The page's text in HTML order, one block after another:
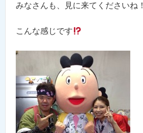
みなさんも、見に来てくださいね！
こんな感じです